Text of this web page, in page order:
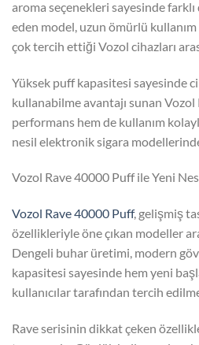
aroma seçenekleri sayesinde
eden model, uzun ömürlü kullanım
çok tercih ettiği Vozol cihazları
Yüksek puff kapasitesi sayesinde
kullanabilme avantajı sunan Vozol
performans hem de kullanım
nesil elektronik sigara
Vozol Rave 40000 Puff ile Yeni
Vozol Rave 40000 Puff, gelişmiş
özellikleriyle öne çıkan modeller
Dengeli buhar üretimi, modern
kapasitesi sayesinde hem yeni
kullanıcılar tarafından tercih
Rave serisinin dikkat çeken